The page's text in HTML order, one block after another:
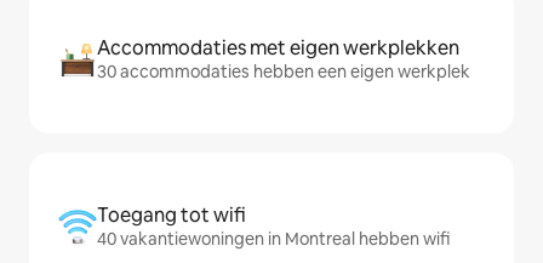
Accommodaties met eigen werkplekken
30 accommodaties hebben een eigen werkplek
Toegang tot wifi
40 vakantiewoningen in Montreal hebben wifi